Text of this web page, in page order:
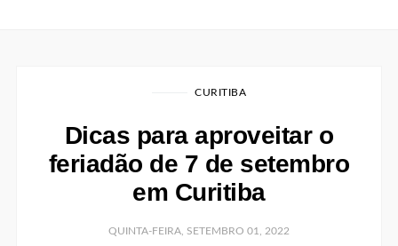
CURITIBA
Dicas para aproveitar o
feriadão de 7 de setembro
em Curitiba
QUINTA-FEIRA, SETEMBRO 01, 2022